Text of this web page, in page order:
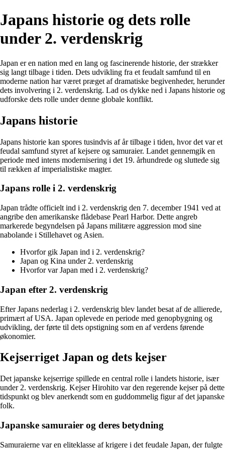
Japans historie og dets rolle
under 2. verdenskrig
Japan er en nation med en lang og fascinerende historie, der strækker
sig langt tilbage i tiden. Dets udvikling fra et feudalt samfund til en
moderne nation har været præget af dramatiske begivenheder, herunder
dets involvering i 2. verdenskrig. Lad os dykke ned i Japans historie og
udforske dets rolle under denne globale konflikt.
Japans historie
Japans historie kan spores tusindvis af år tilbage i tiden, hvor det var et
feudal samfund styret af kejsere og samuraier. Landet gennemgik en
periode med intens modernisering i det 19. århundrede og sluttede sig
til rækken af imperialistiske magter.
Japans rolle i 2. verdenskrig
Japan trådte officielt ind i 2. verdenskrig den 7. december 1941 ved at
angribe den amerikanske flådebase Pearl Harbor. Dette angreb
markerede begyndelsen på Japans militære aggression mod sine
nabolande i Stillehavet og Asien.
Hvorfor gik Japan ind i 2. verdenskrig?
Japan og Kina under 2. verdenskrig
Hvorfor var Japan med i 2. verdenskrig?
Japan efter 2. verdenskrig
Efter Japans nederlag i 2. verdenskrig blev landet besat af de allierede,
primært af USA. Japan oplevede en periode med genopbygning og
udvikling, der førte til dets opstigning som en af verdens førende
økonomier.
Kejserriget Japan og dets kejser
Det japanske kejserrige spillede en central rolle i landets historie, især
under 2. verdenskrig. Kejser Hirohito var den regerende kejser på dette
tidspunkt og blev anerkendt som en guddommelig figur af det japanske
folk.
Japanske samuraier og deres betydning
Samuraierne var en eliteklasse af krigere i det feudale Japan, der fulgte